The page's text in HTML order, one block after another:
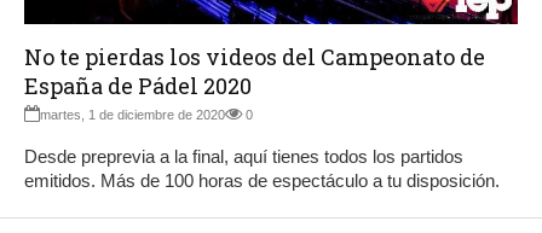
No te pierdas los videos del Campeonato de
España de Pádel 2020
martes, 1 de diciembre de 2020 0
Desde preprevia a la final, aquí tienes todos los partidos
emitidos. Más de 100 horas de espectáculo a tu disposición.